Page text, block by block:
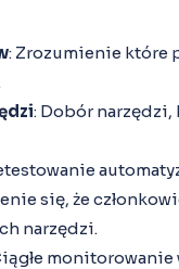
: Zrozumienie które
: Dobór
się, że
narzędzi.